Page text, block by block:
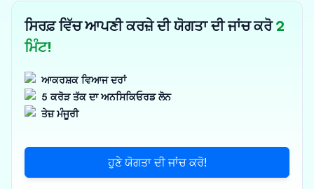
ਸਿਰਫ਼ ਵਿੱਚ ਆਪਣੀ ਕਰਜ਼ੇ ਦੀ ਯੋਗਤਾ ਦੀ ਜਾਂਚ ਕਰੋ2
ਮਿੰਟ!
ਆਕਰਸ਼ਕ ਵਿਆਜ ਦਰਾਂ
5 ਕਰੋੜ ਤੱਕ ਦਾ ਅਨਸਿਕਿਓਰਡ ਲੋਨ
ਤੇਜ਼ ਮੰਜੂਰੀ
ਹੁਣੇ ਯੋਗਤਾ ਦੀ ਜਾਂਚ ਕਰੋ!